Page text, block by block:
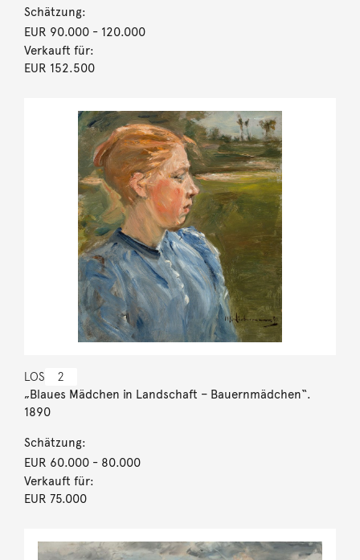
Schätzung:
EUR 90.000- 120.000
Verkauft für:
EUR 152.500
LOS 2
„Blaues Mädchen in Landschaft – Bauernmädchen“.
1890
Schätzung:
EUR 60.000- 80.000
Verkauft für:
EUR 75.000